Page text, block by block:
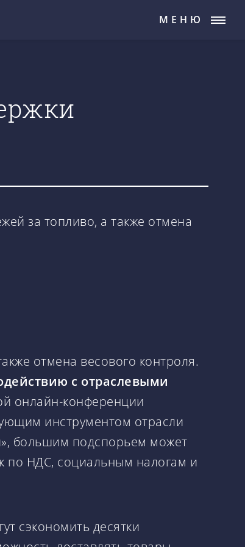
МЕНЮ
за топливо, а также отмена
отмена весового контроля.
с отраслевыми
онлайн-конференции
инструментом отрасли
большим подспорьем может
по НДС, социальным налогам и
сэкономить десятки